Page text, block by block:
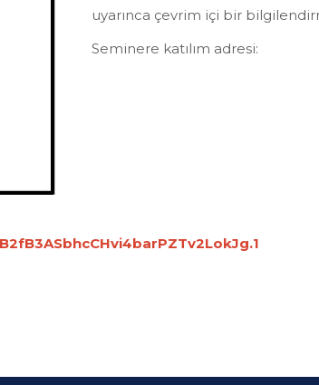
uyarınca çevrim içi bir
Seminere katılım adresi: